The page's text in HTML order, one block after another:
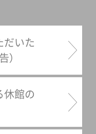
だいた
）
休館の